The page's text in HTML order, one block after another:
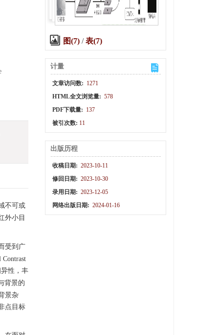
不可或
外小目
受到广
性，丰
背景的
景杂
点目标
图(7)/表(7)
计量
文章访问数: 1271
HTML全文浏览量: 578
PDF下载量: 137
被引次数: 11
出版历程
收稿日期: 2023-10-11
修回日期: 2023-10-30
录用日期: 2023-12-05
网络出版日期: 2024-01-16